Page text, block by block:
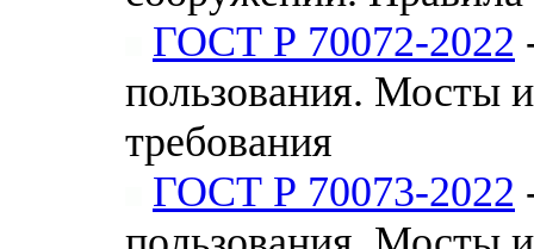
ГОСТ Р 70072-2022
пользования. Мосты
требования
ГОСТ Р 70073-2022